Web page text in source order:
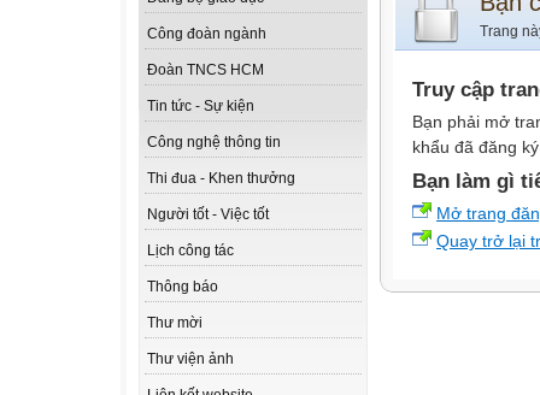
Công đoàn ngành
Đoàn TNCS HCM
Tin tức - Sự kiện
Công nghệ thông tin
Thi đua - Khen thưởng
Người tốt - Việc tốt
Lịch công tác
Thông báo
Thư mời
Thư viện ảnh
Trang
Truy cập
Bạn phải mở
khẩu đã đăng
Bạn làm gì
Mở trang
Quay trở lại